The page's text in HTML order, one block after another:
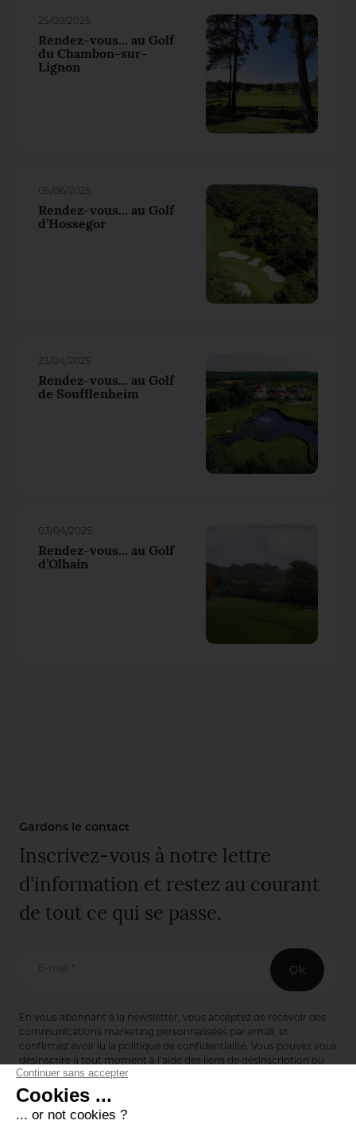
25/09/2025
Rendez-vous... au Golf
du Chambon-sur-
Lignon
05/06/2025
Rendez-vous... au Golf
d’Hossegor
23/04/2025
Rendez-vous... au Golf
de Soufflenheim
03/04/2025
Rendez-vous... au Golf
d’Olhain
Gardons le contact
Inscrivez-vous à notre lettre
d'information et restez au courant
de tout ce qui se passe.
E-mail * Ok
En vous abonnant à la newsletter, vous acceptez de recevoir des
communications marketing personnalisées par email, et
confirmez avoir lu la politique de confidentialité. Vous pouvez vous
désinscrire à tout moment à l’aide des liens de désinscription ou
en nous contactant via notre formulaire de contact :
Editions de Bionnay
493 Route du Château de Bionnay